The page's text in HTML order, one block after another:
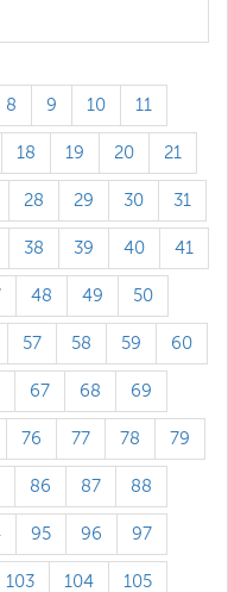
8 9 10 11
18 19 20 21
28 29 30 31
38 39 40 41
48 49 50
57 58 59 60
67 68 69
76 77 78 79
86 87 88
95 96 97
103 104 105